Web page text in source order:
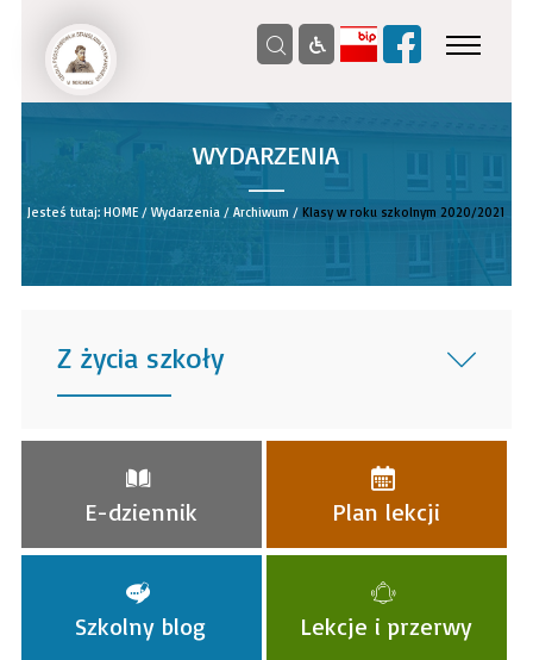
WYDARZENIA
__
Jesteś tutaj:HOME /Wydarzenia /Archiwum /Klasy w roku szkolnym 2020/2021
Z życia szkoły
______
E-dziennik Plan lekcji
Szkolny blog Lekcje i przerwy